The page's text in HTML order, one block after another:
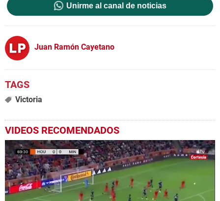
Unirme al canal de noticias
Juan Ramón Cayetano
Victoria
VIDEOS RECOMENDADOS